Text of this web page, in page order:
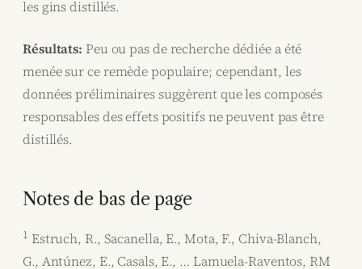
les gins distillés.
Résultats: Peu ou pas de recherche dédiée a été
menée sur ce remède populaire; cependant, les
données préliminaires suggèrent que les composés
responsables des effets positifs ne peuvent pas être
distillés.
Notes de bas de page
1 Estruch, R., Sacanella, E., Mota, F., Chiva-Blanch,
G., Antúnez, E., Casals, E., … Lamuela-Raventos, RM